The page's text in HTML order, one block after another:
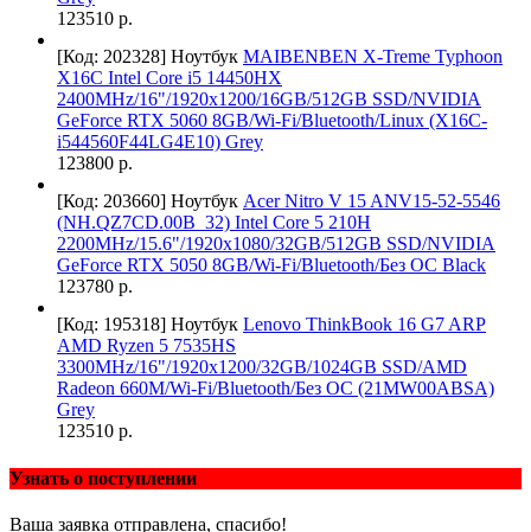
123510 р.
[Код: 202328] Ноутбук MAIBENBEN X-Treme Typhoon
X16C Intel Core i5 14450HX
2400MHz/16"/1920x1200/16GB/512GB SSD/NVIDIA
GeForce RTX 5060 8GB/Wi-Fi/Bluetooth/Linux (X16C-
i544560F44LG4E10) Grey
123800 р.
[Код: 203660] Ноутбук Acer Nitro V 15 ANV15-52-5546
(NH.QZ7CD.00B_32) Intel Core 5 210H
2200MHz/15.6"/1920x1080/32GB/512GB SSD/NVIDIA
GeForce RTX 5050 8GB/Wi-Fi/Bluetooth/Без ОС Black
123780 р.
[Код: 195318] Ноутбук Lenovo ThinkBook 16 G7 ARP
AMD Ryzen 5 7535HS
3300MHz/16"/1920x1200/32GB/1024GB SSD/AMD
Radeon 660M/Wi-Fi/Bluetooth/Без ОС (21MW00ABSA)
Grey
123510 р.
Узнать о поступлении
Ваша заявка отправлена, спасибо!